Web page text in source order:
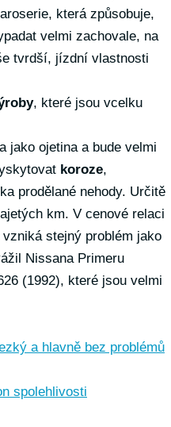
která způsobuje,
velmi zachovale, na
tvrdší, jízdní vlastnosti
, které jsou vcelku
jako ojetina a bude velmi
koroze,
prodělané nehody. Určitě
km. V cenové relaci
stejný problém jako
Nissana Primeru
(1992), které jsou velmi
a hlavně bez problémů
spolehlivosti